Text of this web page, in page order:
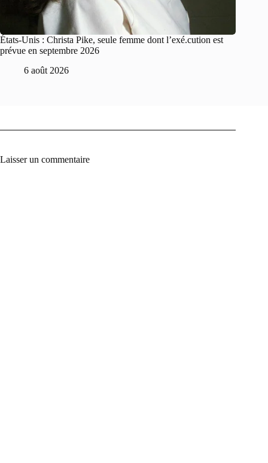
États-Unis : Christa Pike, seule femme dont l’exé.cution est
prévue en septembre 2026
6 août 2026
Laisser un commentaire